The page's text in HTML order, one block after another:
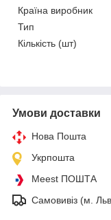
Країна виробник
Тип
Кількість (шт)
Умови доставки
Нова Пошта
Укрпошта
Meest ПОШТА
Самовивіз (м.